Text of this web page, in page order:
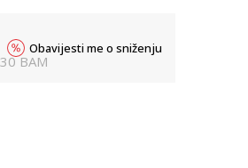
BAM
Obavijesti me o sniženju